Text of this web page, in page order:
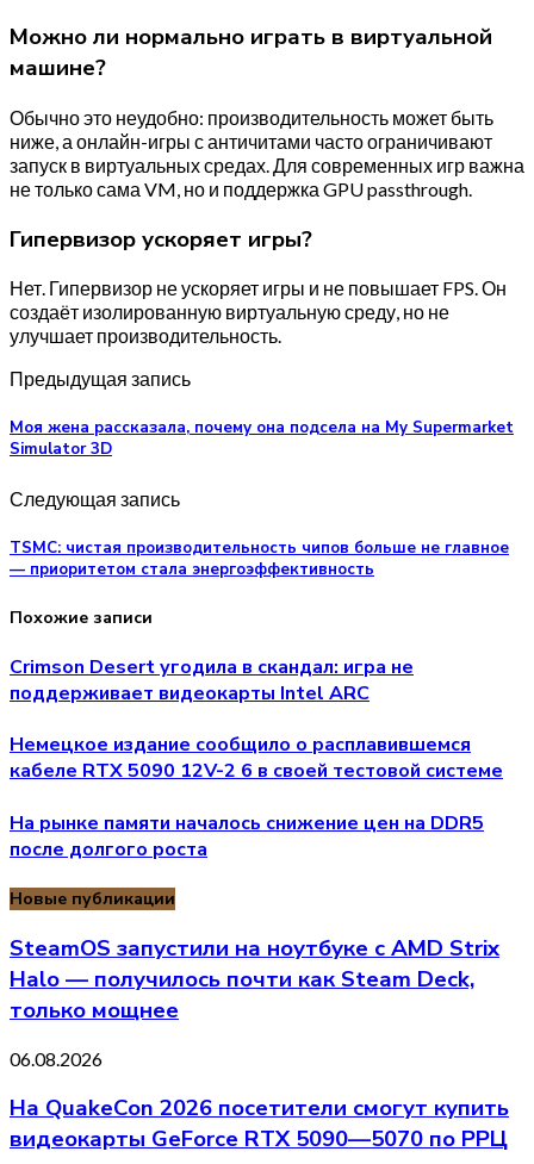
Можно ли нормально играть в виртуальной
машине?
Обычно это неудобно: производительность может быть
ниже, а онлайн-игры с античитами часто ограничивают
запуск в виртуальных средах. Для современных игр важна
не только сама VM, но и поддержка GPU passthrough.
Гипервизор ускоряет игры?
Нет. Гипервизор не ускоряет игры и не повышает FPS. Он
создаёт изолированную виртуальную среду, но не
улучшает производительность.
Предыдущая запись
Моя жена рассказала, почему она подсела на My Supermarket
Simulator 3D
Следующая запись
TSMC: чистая производительность чипов больше не главное
— приоритетом стала энергоэффективность
Похожие записи
Crimson Desert угодила в скандал: игра не
поддерживает видеокарты Intel ARC
Немецкое издание сообщило о расплавившемся
кабеле RTX 5090 12V-2 6 в своей тестовой системе
На рынке памяти началось снижение цен на DDR5
после долгого роста
Новые публикации
SteamOS запустили на ноутбуке с AMD Strix
Halo — получилось почти как Steam Deck,
только мощнее
06.08.2026
На QuakeCon 2026 посетители смогут купить
видеокарты GeForce RTX 5090—5070 по РРЦ